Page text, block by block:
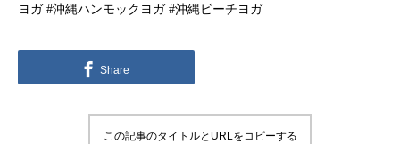
ヨガ #沖縄ハンモックヨガ #沖縄ビーチヨガ
Share
この記事のタイトルとURLをコピーする